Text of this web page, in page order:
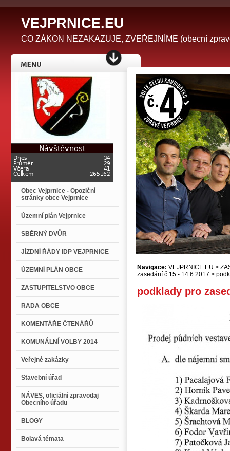
VEJPRNICE.EU
CO ZÁKON NEZAKAZUJE, ZVEŘEJNÍME (obecní
Obec Vejprnice - Opoziční
stránky obce Vejprnice
Územní plán Vejprnice
SBĚRNÝ DVŮR
JÍZDNÍ ŘÁDY IDP VEJPRNICE
ÚZEMNÍ PLÁN OBCE
ZASTUPITELSTVO OBCE
RADA OBCE
KOMENTÁŘE ČTENÁŘŮ
KOMUNÁLNÍ VOLBY 2014
Veřejné zakázky
Stavební úřad
NÁVES, oficiální zpravodaj
Obecního úřadu
BLOGY
Bolavá témata
Navigace: VEJPRNICE.EU >
zasedání č.15 - 14.6.2017 >
podklady pro